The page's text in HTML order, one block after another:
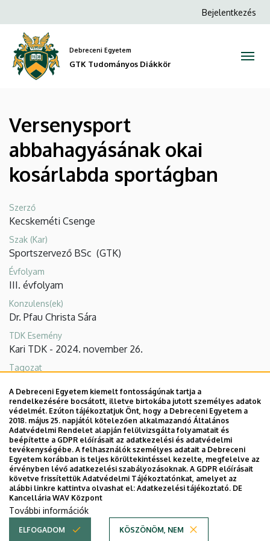
abbahagyásának
okai
kosárlabda
GTK
Tudományos
Diákkör
a
tartalomra
Anonim
Bejelentkezés
Debreceni Egyetem
GTK Tudományos Diákkör
Versenysport
abbahagyásának okai
kosárlabda sportágban
Szerző
Kecskeméti Csenge
Szak (Kar)
Sportszervező BSc (GTK)
Évfolyam
III. évfolyam
Konzulens(ek)
Dr. Pfau Christa Sára
TDK Esemény
Kari TDK - 2024. november 26.
Tagozat
Adatvédelem
Adatvédelem
Copyright © 2026 Unideb
A Debreceni Egyetem kiemelt fontosságúnak tartja a
rendelkezésére bocsátott, illetve birtokába jutott személyes adatok
védelmét. Ezúton tájékoztatjuk Önt, hogy a Debreceni Egyetem a
2018. május 25. napjától kötelezően alkalmazandó Általános
Adatvédelmi Rendelet alapján felülvizsgálta folyamatait és
beépítette a GDPR előírásait az adatkezelési és adatvédelmi
tevékenységébe. A felhasználók személyes adatait a Debreceni
Egyetem korábban is teljes körültekintéssel kezelte, megfelelve az
érvényben lévő adatkezelési szabályozásoknak. A GDPR előírásait
követve frissítettük Adatvédelmi Tájékoztatónkat, amelyet az
alábbi linkre kattintva olvashat el: Adatkezelési tájékoztató. DE
Kancellária WAV Központ
További információk
ELFOGADOM KÖSZÖNÖM, NEM